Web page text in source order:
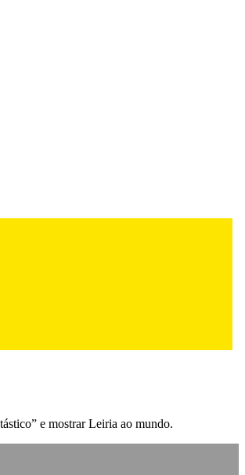
e mostrar Leiria ao mundo.